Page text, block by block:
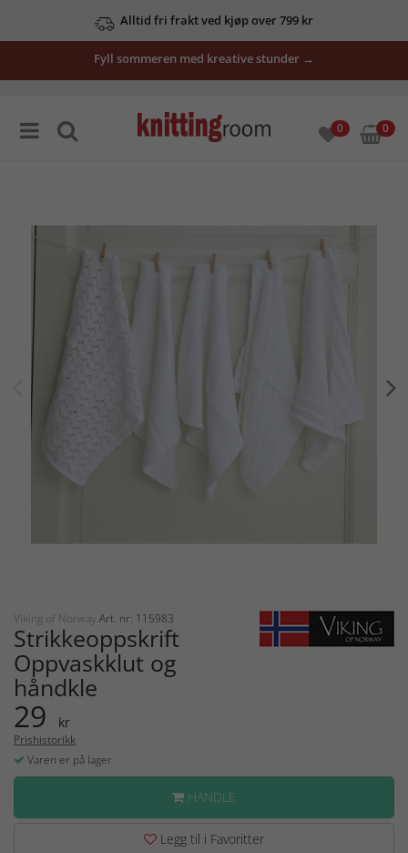
Alltid fri frakt ved kjøp over 799 kr
Fyll sommeren med kreative stunder →
0 0
Viking of Norway Art. nr: 115983
Strikkeoppskrift
Oppvaskklut og
håndkle
29 kr
Prishistorikk
Varen er på lager
HANDLE
Legg til i Favoritter